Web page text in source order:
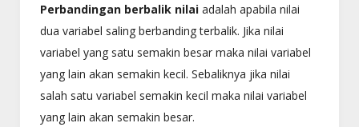
Perbandingan berbalik nilai adalah apabila nilai
dua variabel saling berbanding terbalik. Jika nilai
variabel yang satu semakin besar maka nilai variabel
yang lain akan semakin kecil. Sebaliknya jika nilai
salah satu variabel semakin kecil maka nilai variabel
yang lain akan semakin besar.